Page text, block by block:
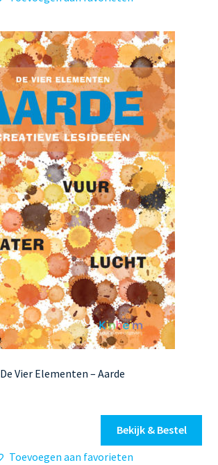
De Vier Elementen – Aarde
Bekijk & Bestel
Toevoegen aan favorieten